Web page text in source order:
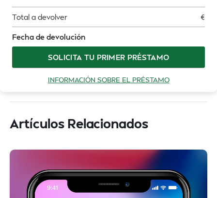
Total a devolver €
Fecha de devolución
SOLICITA TU PRIMER PRÉSTAMO
INFORMACIÓN SOBRE EL PRÉSTAMO
Artículos Relacionados